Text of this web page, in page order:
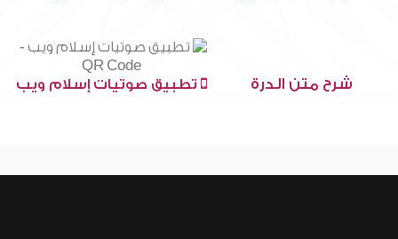
شرح متن الدرة تطبيق صوتيات إسلام ويب